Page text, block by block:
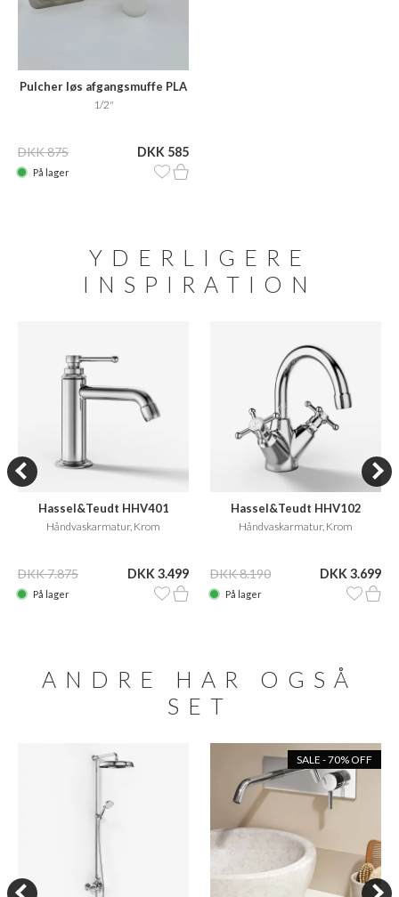
Pulcher løs afgangsmuffe PLA
1/2"
DKK 875 DKK 585
På lager
YDERLIGERE
INSPIRATION
Hassel&Teudt HHV401
Håndvaskarmatur, Krom
DKK 7.875 DKK 3.499
På lager
Hassel&Teudt HHV102
Håndvaskarmatur, Krom
DKK 8.190 DKK 3.699
På lager
ANDRE HAR OGSÅ
SET
SALE - 70% OFF